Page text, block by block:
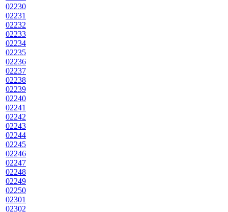
02230
02231
02232
02233
02234
02235
02236
02237
02238
02239
02240
02241
02242
02243
02244
02245
02246
02247
02248
02249
02250
02301
02302